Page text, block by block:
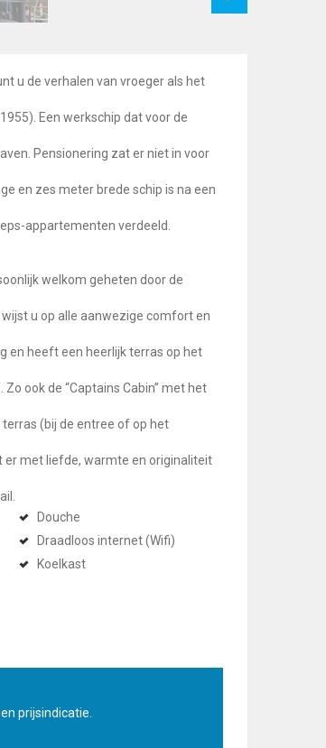
u de verhalen van vroeger als het
Een werkschip dat voor de
Pensionering zat er niet in voor
en zes meter brede schip is na een
appartementen verdeeld.
welkom geheten door de
u op alle aanwezige comfort en
en heeft een heerlijk terras op het
ook de “Captains Cabin” met het
(bij de entree of op het
er met liefde, warmte en originaliteit
Douche
Draadloos internet (Wifi)
Koelkast
prijsindicatie.